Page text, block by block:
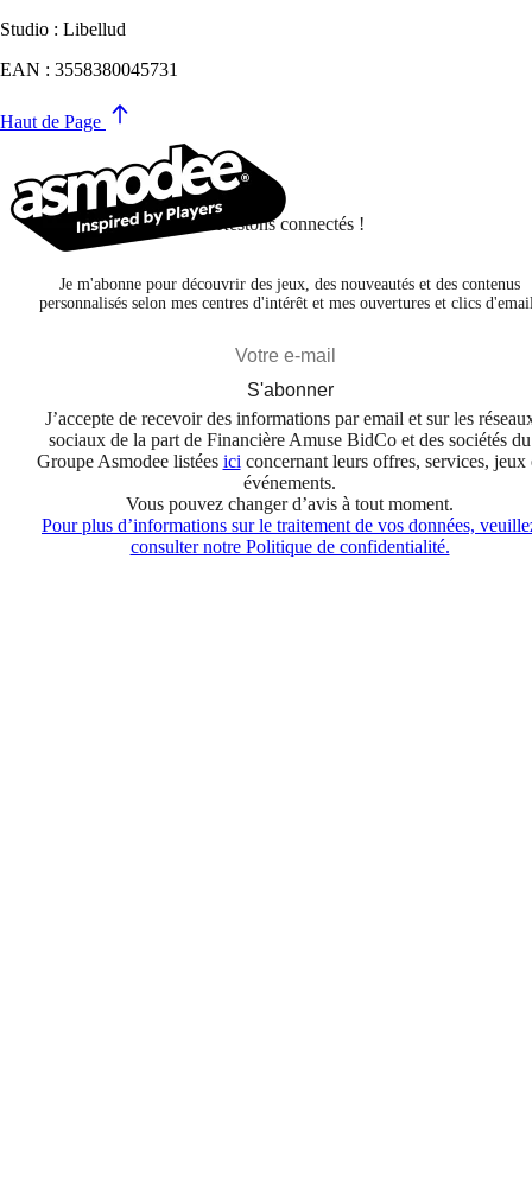
Studio : Libellud
EAN : 3558380045731
Haut de Page
Restons connectés !
Je m'abonne pour découvrir des jeux, des nouveautés et des contenus
personnalisés selon mes centres d'intérêt et mes ouvertures et clics
S'abonner
J’accepte de recevoir des informations par email et sur les
sociaux de la part de Financière Amuse BidCo et des sociétés du
Groupe Asmodee listées ici concernant leurs offres, services, jeux
événements.
Vous pouvez changer d’avis à tout moment.
Pour plus d’informations sur le traitement de vos données,
consulter notre Politique de confidentialité.